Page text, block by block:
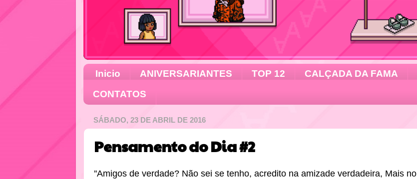
Inicio ANIVERSARIANTES TOP 12 CALÇADA DA FAMA
CONTATOS
SÁBADO, 23 DE ABRIL DE 2016
Pensamento do Dia #2
''Amigos de verdade? Não sei se tenho, acredito na amizade verdadeira, Mais no